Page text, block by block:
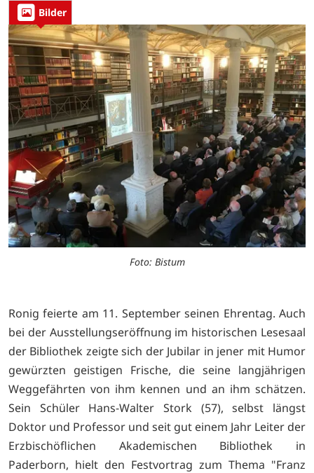
Bilder
Foto: Bistum
Ronig feierte am 11. September seinen Ehrentag. Auch
bei der Ausstellungseröffnung im historischen Lesesaal
der Bibliothek zeigte sich der Jubilar in jener mit Humor
gewürzten geistigen Frische, die seine langjährigen
Weggefährten von ihm kennen und an ihm schätzen.
Sein Schüler Hans-Walter Stork (57), selbst längst
Doktor und Professor und seit gut einem Jahr Leiter der
Erzbischöflichen Akademischen Bibliothek in
Paderborn, hielt den Festvortrag zum Thema "Franz